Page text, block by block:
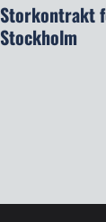
Storkontrakt
Stockholm